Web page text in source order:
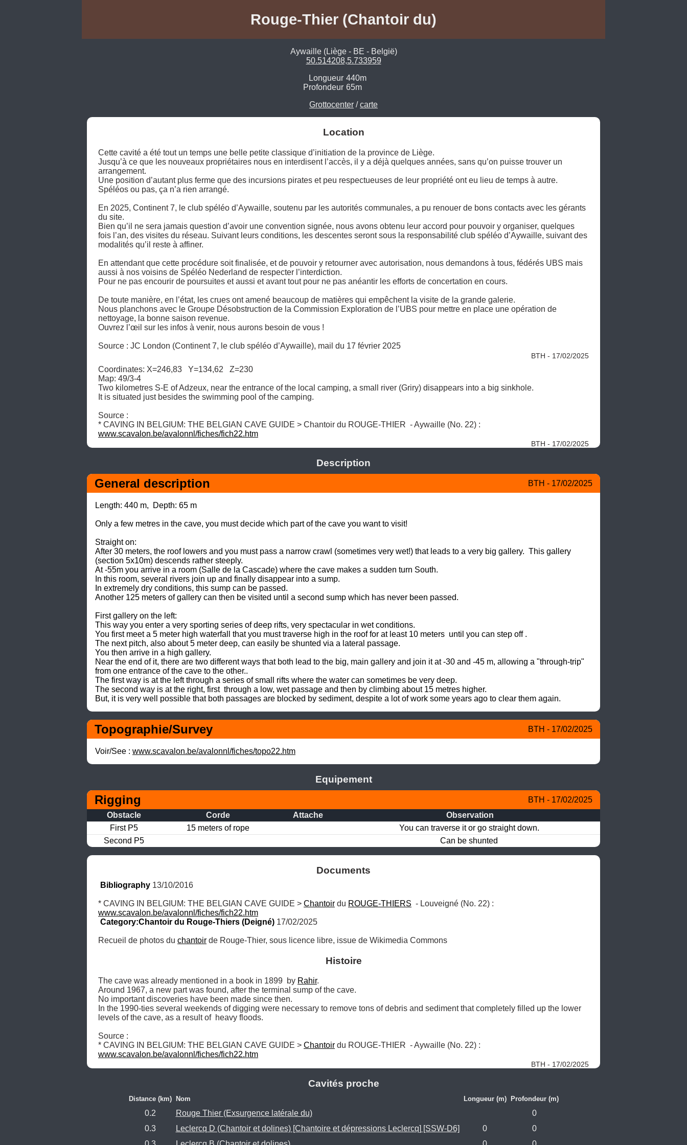
Rouge-Thier (Chantoir du)
Aywaille (Liège - BE - België)
50.514208,5.733959
Longueur 440m
Profondeur 65m
Grottocenter /carte
Location
Cette cavité a été tout un temps une belle petite classique d’initiation de la province de Liège.
Jusqu’à ce que les nouveaux propriétaires nous en interdisent l’accès, il y a déjà quelques années, sans qu’on puisse trouver un
arrangement.
Une position d’autant plus ferme que des incursions pirates et peu respectueuses de leur propriété ont eu lieu de temps à autre.
Spéléos ou pas, ça n’a rien arrangé.
En 2025, Continent 7, le club spéléo d’Aywaille, soutenu par les autorités communales, a pu renouer de bons contacts avec les gérants
du site.
Bien qu’il ne sera jamais question d’avoir une convention signée, nous avons obtenu leur accord pour pouvoir y organiser, quelques
fois l’an, des visites du réseau. Suivant leurs conditions, les descentes seront sous la responsabilité club spéléo d’Aywaille, suivant des
modalités qu’il reste à affiner.
En attendant que cette procédure soit finalisée, et de pouvoir y retourner avec autorisation, nous demandons à tous, fédérés UBS mais
aussi à nos voisins de Spéléo Nederland de respecter l’interdiction.
Pour ne pas encourir de poursuites et aussi et avant tout pour ne pas anéantir les efforts de concertation en cours.
De toute manière, en l’état, les crues ont amené beaucoup de matières qui empêchent la visite de la grande galerie.
Nous planchons avec le Groupe Désobstruction de la Commission Exploration de l’UBS pour mettre en place une opération de
nettoyage, la bonne saison revenue.
Ouvrez l’œil sur les infos à venir, nous aurons besoin de vous !
Source : JC London (Continent 7, le club spéléo d’Aywaille), mail du 17 février 2025
BTH - 17/02/2025
Coordinates: X=246,83   Y=134,62   Z=230
Map: 49/3-4
Two kilometres S-E of Adzeux, near the entrance of the local camping, a small river (Griry) disappears into a big sinkhole.
It is situated just besides the swimming pool of the camping.
Source :
www.scavalon.be/avalonnl/fiches/fich22.htm
BTH - 17/02/2025
Description
General description BTH - 17/02/2025
Length: 440 m,  Depth: 65 m
Only a few metres in the cave, you must decide which part of the cave you want to visit!
Straight on:
After 30 meters, the roof lowers and you must pass a narrow crawl (sometimes very wet!) that leads to a very big gallery.  This gallery
(section 5x10m) descends rather steeply.
At -55m you arrive in a room (Salle de la Cascade) where the cave makes a sudden turn South.
In this room, several rivers join up and finally disappear into a sump.
In extremely dry conditions, this sump can be passed.
Another 125 meters of gallery can then be visited until a second sump which has never been passed.
First gallery on the left:
This way you enter a very sporting series of deep rifts, very spectacular in wet conditions.
You first meet a 5 meter high waterfall that you must traverse high in the roof for at least 10 meters  until you can step off .
The next pitch, also about 5 meter deep, can easily be shunted via a lateral passage.
You then arrive in a high gallery.
Near the end of it, there are two different ways that both lead to the big, main gallery and join it at -30 and -45 m, allowing a "through-trip"
from one entrance of the cave to the other..
The first way is at the left through a series of small rifts where the water can sometimes be very deep.
The second way is at the right, first  through a low, wet passage and then by climbing about 15 metres higher.
But, it is very well possible that both passages are blocked by sediment, despite a lot of work some years ago to clear them again.
Topographie/Survey BTH - 17/02/2025
Voir/See : www.scavalon.be/avalonnl/fiches/topo22.htm
Equipement
Rigging
BTH - 17/02/2025
Obstacle
Corde Attache
Observation
First P5
15 meters of rope
You can traverse it or go straight down.
Second P5
Can be shunted
Documents
Bibliography 13/10/2016
* CAVING IN BELGIUM: THE BELGIAN CAVE GUIDE > Chantoir du ROUGE-THIERS
www.scavalon.be/avalonnl/fiches/fich22.htm
Category:Chantoir du Rouge-Thiers (Deigné) 17/02/2025
Recueil de photos du chantoir de Rouge-Thier, sous licence libre, issue de Wikimedia Commons
Histoire
The cave was already mentioned in a book in 1899  by Rahir.
Around 1967, a new part was found, after the terminal sump of the cave.
No important discoveries have been made since then.
In the 1990-ties several weekends of digging were necessary to remove tons of debris and sediment that completely filled up the lower
levels of the cave, as a result of  heavy floods.
Source :
* CAVING IN BELGIUM: THE BELGIAN CAVE GUIDE > Chantoir
www.scavalon.be/avalonnl/fiches/fich22.htm
BTH - 17/02/2025
Cavités proche
Distance (km) Nom Longueur (m) Profondeur (m)
0.2 Rouge Thier (Exsurgence latérale du)
0
0.3
Leclercq D (Chantoir et dolines) [Chantoire et dépressions Leclercq] [SSW-D6] 0
0